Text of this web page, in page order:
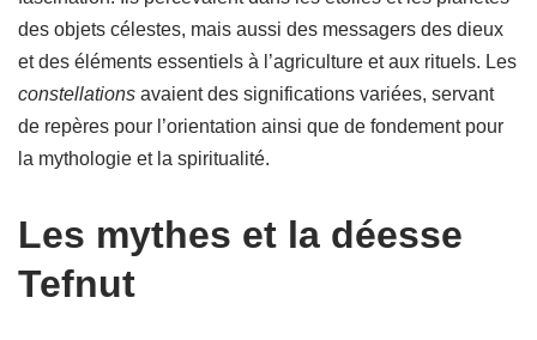
des objets célestes, mais aussi des messagers des dieux
et des éléments essentiels à l’agriculture et aux rituels. Les
constellations avaient des significations variées, servant
de repères pour l’orientation ainsi que de fondement pour
la mythologie et la spiritualité.
Les mythes et la déesse
Tefnut